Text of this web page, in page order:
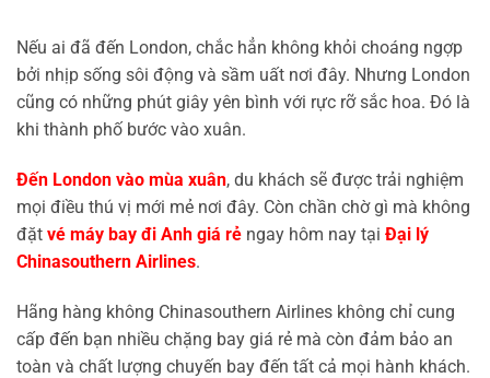
Nếu ai đã đến London, chắc hẳn không khỏi choáng ngợp
bởi nhịp sống sôi động và sầm uất nơi đây. Nhưng London
cũng có những phút giây yên bình với rực rỡ sắc hoa. Đó là
khi thành phố bước vào xuân.
Đến London vào mùa xuân, du khách sẽ được trải nghiệm
mọi điều thú vị mới mẻ nơi đây. Còn chần chờ gì mà không
đặt vé máy bay đi Anh giá rẻ ngay hôm nay tại Đại lý
Chinasouthern Airlines.
Hãng hàng không Chinasouthern Airlines không chỉ cung
cấp đến bạn nhiều chặng bay giá rẻ mà còn đảm bảo an
toàn và chất lượng chuyến bay đến tất cả mọi hành khách.